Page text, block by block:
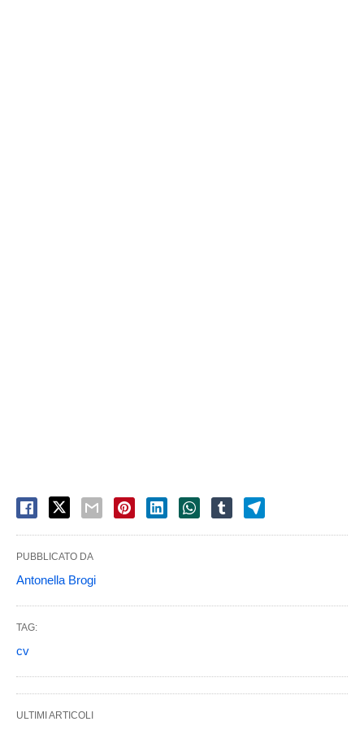
PUBBLICATO DA
Antonella Brogi
TAG:
cv
ULTIMI ARTICOLI